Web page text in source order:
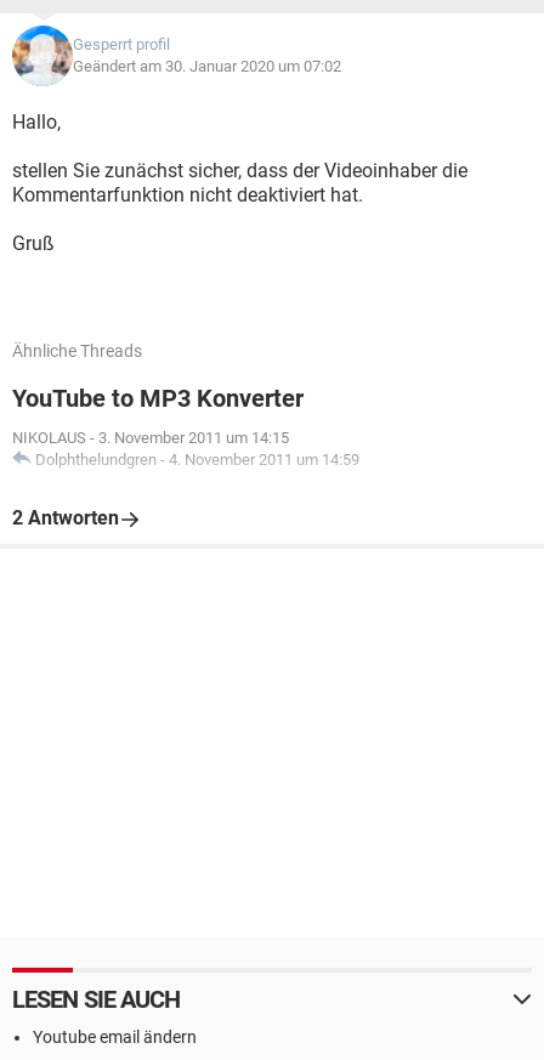
Gesperrt profil
Geändert am 30. Januar 2020 um 07:02
Hallo,
stellen Sie zunächst sicher, dass der Videoinhaber die
Kommentarfunktion nicht deaktiviert hat.
Gruß
Ähnliche Threads
YouTube to MP3 Konverter
NIKOLAUS - 3. November 2011 um 14:15
Dolphthelundgren - 4. November 2011 um 14:59
2 Antworten
LESEN SIE AUCH
Youtube email ändern